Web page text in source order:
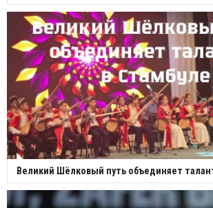
Великий Шёлковый путь объединяет